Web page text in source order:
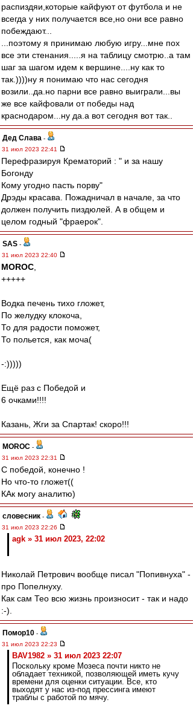
распиздяи,которые кайфуют от футбола и не
всегда у них получается все,но они все равно
побеждают...
...поэтому я принимаю любую игру...мне пох
все эти стенания.....я на таблицу смотрю..а там
шаг за шагом идем к вершине....ну как то
так.))))ну я понимаю что нас сегодня
возили..да.но парни все равно выиграли...вы
же все кайфовали от победы над
краснодаром...ну да.а вот сегодня вот так..
Дед Слава -
31 июл 2023 22:41
Перефразируя Крематорий : " и за нашу
Богонду
Кому угодно пасть порву"
Дрэды красава. Пожадничал в начале, за что
должен получить пиздюлей. А в общем и
целом годный "фраерок".
SAS -
31 июл 2023 22:40
MOROC
+++++
Водка печень тихо гложет,
По желудку клокоча,
То для радости поможет,
То польется, как моча(
-:)))))
Ещё раз с Победой и
6 очками!!!!
Казань, Жги за Спартак! скоро!!!
MOROC -
31 июл 2023 22:31
С победой, конечно !
Но что-то гложет((
КАк могу аналитю)
словесник -
31 июл 2023 22:26
agk » 31 июл 2023, 22:02
Николай Петрович вообще писал "Попивнуха" -
про Попелнуху.
Как сам Тео всю жизнь произносит - так и надо
:-).
Помор10 -
31 июл 2023 22:23
BAV1982 » 31 июл 2023 22:07
Поскольку кроме Мозеса почти никто не
обладает техникой, позволяющей иметь кучу
времени для оценки ситуации. Все, кто
выходят у нас из-под прессинга имеют
траблы с работой по мячу.